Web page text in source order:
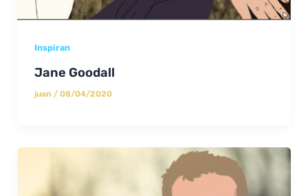
Inspiran
Jane Goodall
juan / 08/04/2020